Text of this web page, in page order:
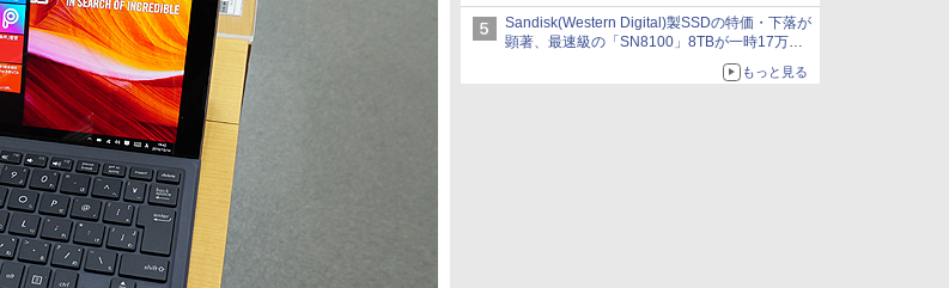
[8月前半のメモリ価格]
Sandisk(Western Digital)製SSDの特価・下落が
顕著、最速級の「SN8100」8TBが一時17万円
もっと見る